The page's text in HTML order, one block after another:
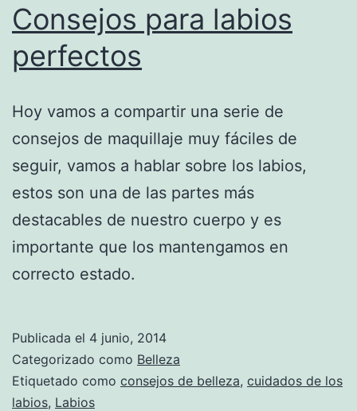
Consejos para labios
perfectos
Hoy vamos a compartir una serie de
consejos de maquillaje muy fáciles de
seguir, vamos a hablar sobre los labios,
estos son una de las partes más
destacables de nuestro cuerpo y es
importante que los mantengamos en
correcto estado.
Publicada el 4 junio, 2014
Categorizado como Belleza
Etiquetado como consejos de belleza, cuidados de los
labios, Labios